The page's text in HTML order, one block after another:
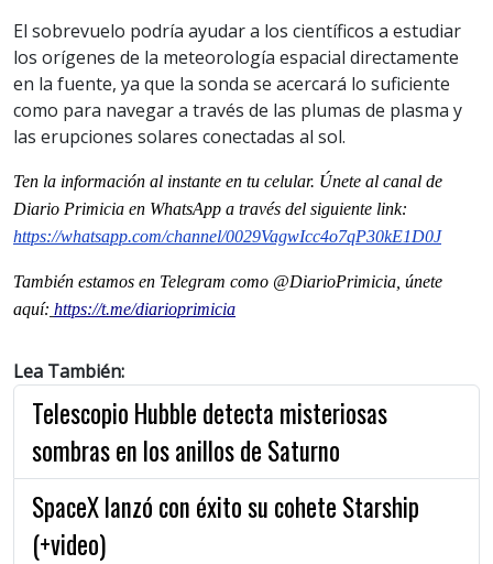
El sobrevuelo podría ayudar a los científicos a estudiar
los orígenes de la meteorología espacial directamente
en la fuente, ya que la sonda se acercará lo suficiente
como para navegar a través de las plumas de plasma y
las erupciones solares conectadas al sol.
Ten la información al instante en tu celular. Únete al canal de
Diario Primicia en WhatsApp a través del siguiente link:
https://whatsapp.com/channel/0029VagwIcc4o7qP30kE1D0J
También estamos en Telegram como @DiarioPrimicia, únete
aquí: https://t.me/diarioprimicia
Lea También:
Telescopio Hubble detecta misteriosas
sombras en los anillos de Saturno
SpaceX lanzó con éxito su cohete Starship
(+video)